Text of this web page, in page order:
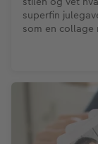
superfin
som en collage